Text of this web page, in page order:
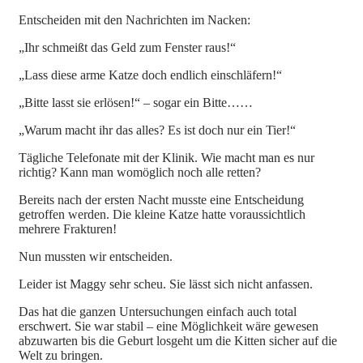
Entscheiden mit den Nachrichten im Nacken:
„Ihr schmeißt das Geld zum Fenster raus!“
„Lass diese arme Katze doch endlich einschläfern!“
„Bitte lasst sie erlösen!“ – sogar ein Bitte……
„Warum macht ihr das alles? Es ist doch nur ein Tier!“
Tägliche Telefonate mit der Klinik. Wie macht man es nur
richtig? Kann man womöglich noch alle retten?
Bereits nach der ersten Nacht musste eine Entscheidung
getroffen werden. Die kleine Katze hatte voraussichtlich
mehrere Frakturen!
Nun mussten wir entscheiden.
Leider ist Maggy sehr scheu. Sie lässt sich nicht anfassen.
Das hat die ganzen Untersuchungen einfach auch total
erschwert. Sie war stabil – eine Möglichkeit wäre gewesen
abzuwarten bis die Geburt losgeht um die Kitten sicher auf die
Welt zu bringen.